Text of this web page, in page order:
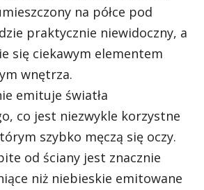
na półce pod
praktycznie niewidoczny, a
się ciekawym elementem
wnętrza.
emituje światła
co jest niezwykle korzystne
szybko męczą się oczy.
od ściany jest znacznie
niż niebieskie emitowane